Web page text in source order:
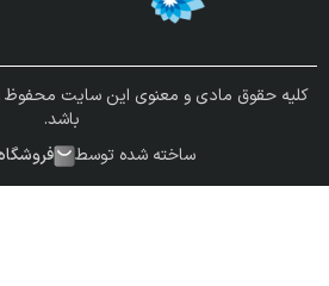
کلیه حقوق مادی و معنوی این سایت محفوظ
باشد.
ساخته شده توسط